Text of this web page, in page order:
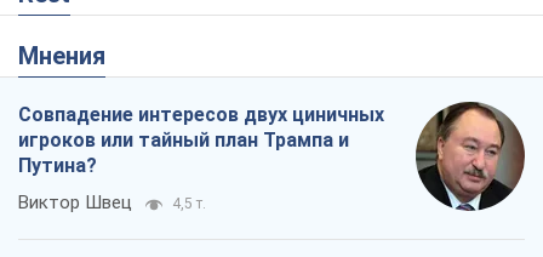
Мнения
Совпадение интересов двух циничных
игроков или тайный план Трампа и
Путина?
Виктор Швец 4,5 т.